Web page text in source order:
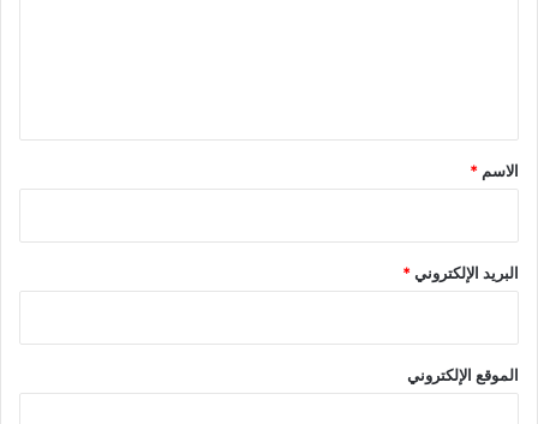
*
الاسم *
البريد الإلكتروني*
الموقع الإلكتروني